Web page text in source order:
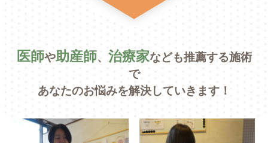
医師や助産師、 治療家なども推薦する施術
で
あなたのお悩みを解決していきます！